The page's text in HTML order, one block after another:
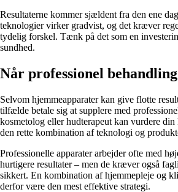
Resultaterne kommer sjældent fra den ene
teknologier virker gradvist, og det kræver
tydelig forskel. Tænk på det som en
sundhed.
Når professionel
Selvom hjemmeapparater kan give flotte
tilfælde betale sig at supplere med
kosmetolog eller hudterapeut kan vurdere
den rette kombination af teknologi og
Professionelle apparater arbejder ofte med
hurtigere resultater – men de kræver også
sikkert. En kombination af hjemmepleje og
derfor være den mest effektive strategi.